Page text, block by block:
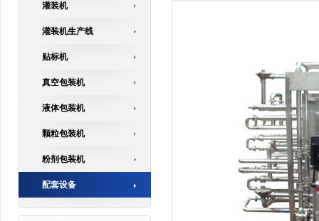
灌装机
灌装机生产线
贴标机
真空包装机
液体包装机
颗粒包装机
粉剂包装机
配套设备